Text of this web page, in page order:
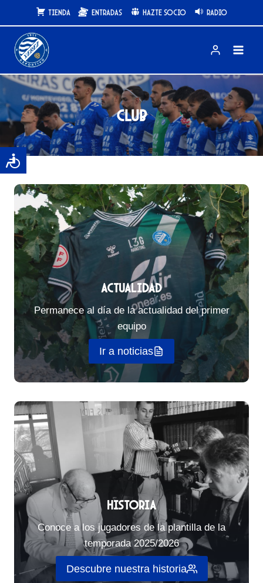
al
contenido
Tienda Entradas Hazte Socio Radio
club
Actualidad
Permanece al día de la actualidad del primer
equipo
Ir a noticias
Historia
Conoce a los jugadores de la plantilla de la
temporada 2025/2026
Descubre nuestra historia